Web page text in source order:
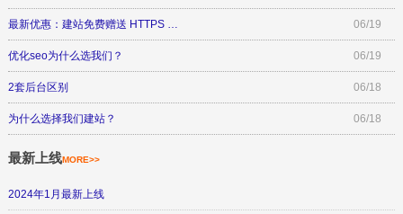
最新优惠：建站免费赠送 HTTPS … 06/19
优化seo为什么选我们？ 06/19
2套后台区别 06/18
为什么选择我们建站？ 06/18
最新上线MORE>>
2024年1月最新上线